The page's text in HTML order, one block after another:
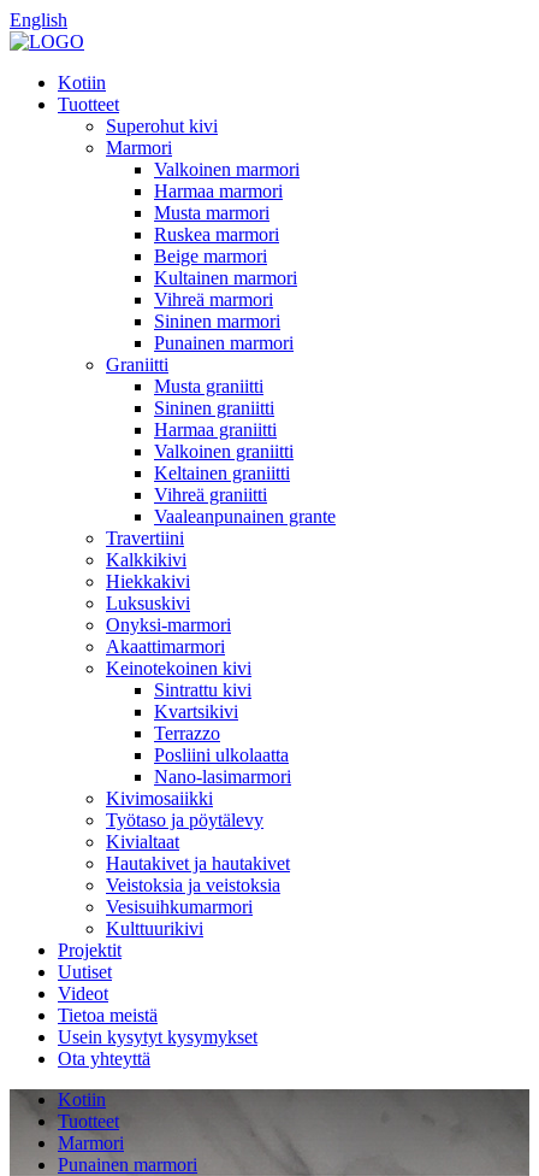
English
Kotiin
Tuotteet
Superohut kivi
Marmori
Valkoinen marmori
Harmaa marmori
Musta marmori
Ruskea marmori
Beige marmori
Kultainen marmori
Vihreä marmori
Sininen marmori
Punainen marmori
Graniitti
Musta graniitti
Sininen graniitti
Harmaa graniitti
Valkoinen graniitti
Keltainen graniitti
Vihreä graniitti
Vaaleanpunainen grante
Travertiini
Kalkkikivi
Hiekkakivi
Luksuskivi
Onyksi-marmori
Akaattimarmori
Keinotekoinen kivi
Sintrattu kivi
Kvartsikivi
Terrazzo
Posliini ulkolaatta
Nano-lasimarmori
Kivimosaiikki
Työtaso ja pöytälevy
Kivialtaat
Hautakivet ja hautakivet
Veistoksia ja veistoksia
Vesisuihkumarmori
Kulttuurikivi
Projektit
Uutiset
Videot
Tietoa meistä
Usein kysytyt kysymykset
Ota yhteyttä
Kotiin
Tuotteet
Marmori
Punainen marmori